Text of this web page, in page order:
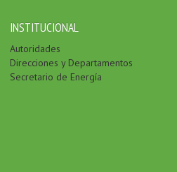
INSTITUCIONAL
Autoridades
Direcciones y Departamentos
Secretario de Energía